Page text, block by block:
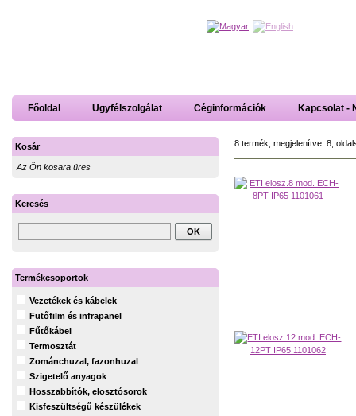
Főoldal Ügyfélszolgálat Céginformációk Kapcsolat -
8 termék, megjelenítve: 8;
Kosár
Az Ön kosara üres
Keresés
Termékcsoportok
Vezetékek és kábelek
Fütőfilm és infrapanel
Fűtőkábel
Termosztát
Zománchuzal, fazonhuzal
Szigetelő anyagok
Hosszabbítók, elosztósorok
Kisfeszültségű készülékek